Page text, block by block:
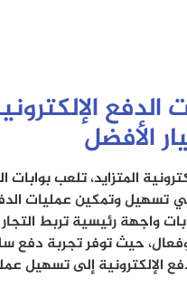
الدفع
الأفضل
المتزايد، تلعب بوابات
تسهيل وتمكين عمليات
واجهة رئيسية تربط التجار
حيث توفر تجربة دفع
الإلكترونية إلى تسهيل